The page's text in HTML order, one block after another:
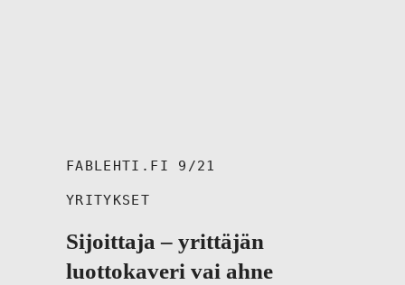
FABLEHTI.FI 9/21
YRITYKSET
Sijoittaja – yrittäjän
luottokaveri vai ahne